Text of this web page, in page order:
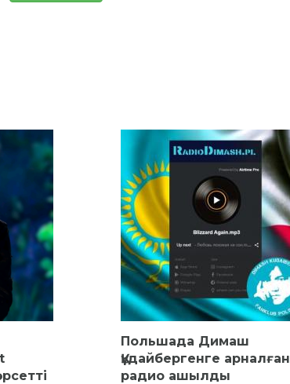
Польшада Димаш
Құдайбергенге арналған
радио ашылды